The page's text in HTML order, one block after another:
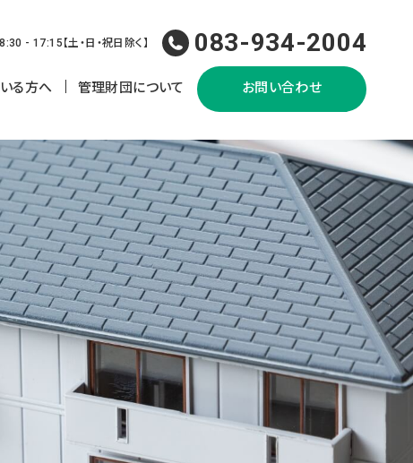
8:30 - 17:15 【土・日・祝日除く】 083-934-2004
る方へ
しおり
退去まで
らしのために
出書類一覧
管理財団について
組織＆事業概要
情報公開
お問い合わせ